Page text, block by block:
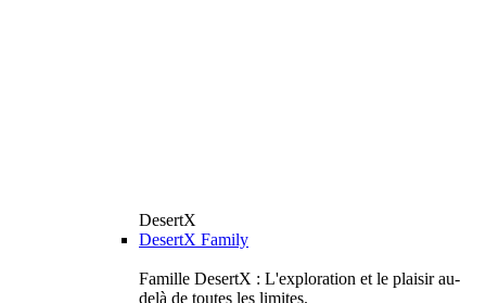
DesertX
DesertX Family
Famille DesertX : L'exploration et le plaisir au-
delà de toutes les limites.